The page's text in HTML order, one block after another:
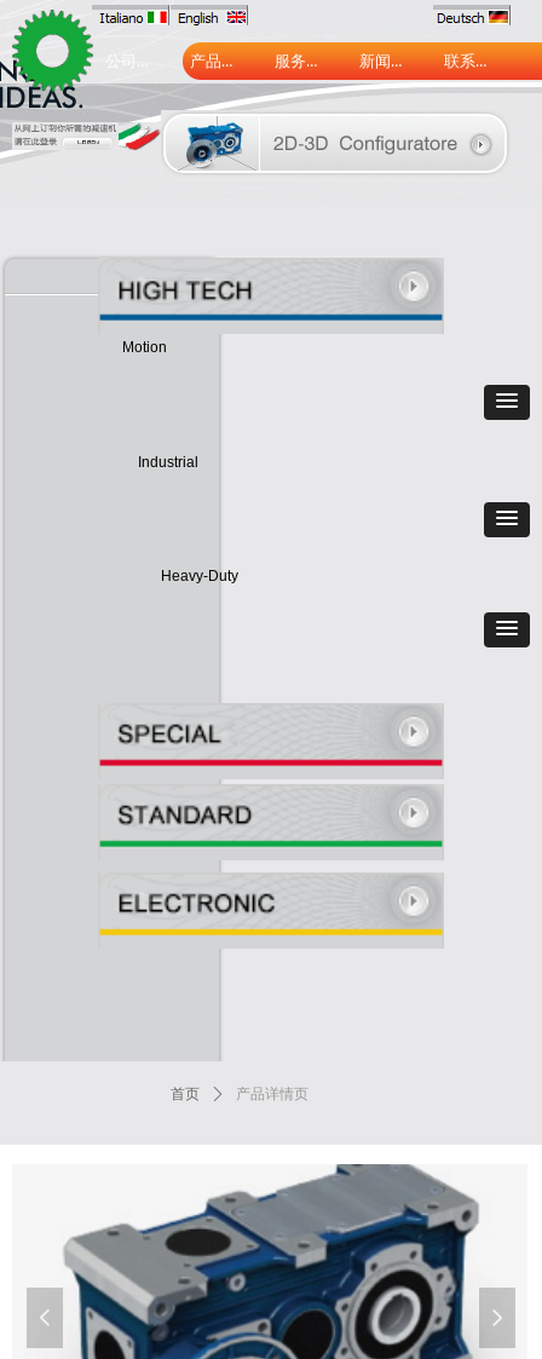
产品中心 服务中心 新闻中心 联系我们
Motion
Industrial
Heavy-Duty
首页 ꄲ 产品详情页
넳 넲